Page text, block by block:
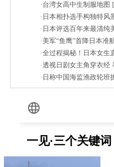
·台湾女高中生制服地图
·日本相扑选手构独特风
·日本评选百年来最清
·美军“鱼鹰”首降日本准
·全过程揭秘！日本女生
·透视日剧女主角穿衣经
·日称中国海监渔政轮班